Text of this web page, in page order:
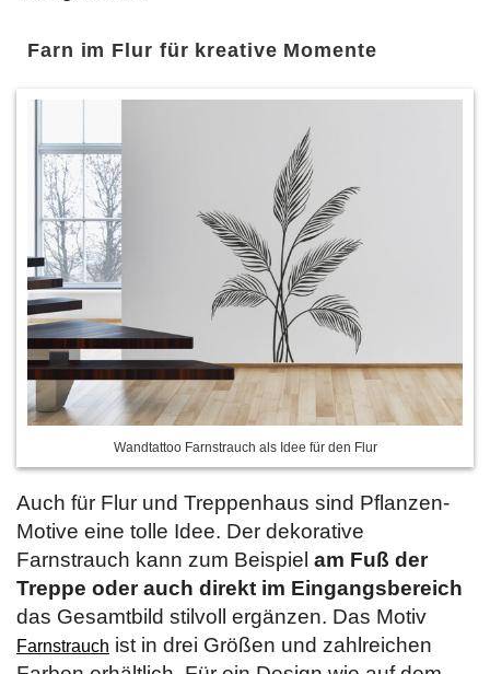
Farn im Flur für kreative Momente
Wandtattoo Farnstrauch als Idee für den Flur
Auch für Flur und Treppenhaus sind Pflanzen-
Motive eine tolle Idee. Der dekorative
Farnstrauch kann zum Beispiel am Fuß der
Treppe oder auch direkt im Eingangsbereich
das Gesamtbild stilvoll ergänzen. Das Motiv
Farnstrauch ist in drei Größen und zahlreichen